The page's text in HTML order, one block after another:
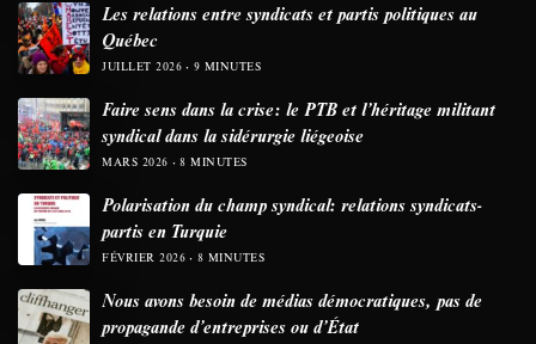
Les relations entre syndicats et partis politiques au
Québec
JUILLET 2026 9 MINUTES
Faire sens dans la crise: le PTB et l’héritage militant
syndical dans la sidérurgie liégeoise
MARS 2026 8 MINUTES
Polarisation du champ syndical: relations syndicats-
partis en Turquie
FÉVRIER 2026 8 MINUTES
Nous avons besoin de médias démocratiques, pas de
propagande d’entreprises ou d’État